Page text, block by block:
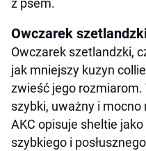
z psem.
Owczarek
Owczarek szetlandzki,
jak mniejszy kuzyn
zwieść jego rozmiarom.
szybki, uważny i mocno
AKC opisuje sheltie
szybkiego i